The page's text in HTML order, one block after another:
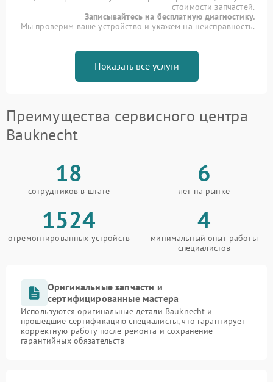
стоимости запчастей.
Записывайтесь на бесплатную диагностику.
Мы проверим ваше устройство и укажем на неисправность.
Показать все услуги
Преимущества сервисного центра
Bauknecht
18
сотрудников в штате
6
лет на рынке
1524
отремонтированных устройств
4
минимальный опыт работы
специалистов
Оригинальные запчасти и
сертифицированные мастера
Используются оригинальные детали Bauknecht и
прошедшие сертификацию специалисты, что гарантирует
корректную работу после ремонта и сохранение
гарантийных обязательств